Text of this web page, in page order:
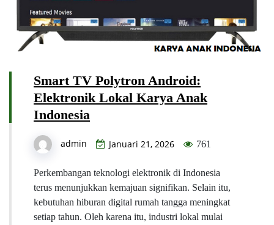
Smart TV Polytron Android:
Elektronik Lokal Karya Anak
Indonesia
admin Januari 21, 2026 761
Perkembangan teknologi elektronik di Indonesia
terus menunjukkan kemajuan signifikan. Selain itu,
kebutuhan hiburan digital rumah tangga meningkat
setiap tahun. Oleh karena itu, industri lokal mulai